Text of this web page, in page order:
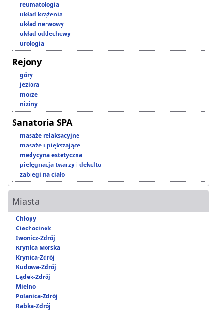
reumatologia
układ krążenia
układ nerwowy
układ oddechowy
urologia
Rejony
góry
jeziora
morze
niziny
Sanatoria SPA
masaże relaksacyjne
masaże upiększające
medycyna estetyczna
pielęgnacja twarzy i dekoltu
zabiegi na ciało
Miasta
Chłopy
Ciechocinek
Iwonicz-Zdrój
Krynica Morska
Krynica-Zdrój
Kudowa-Zdrój
Lądek-Zdrój
Mielno
Polanica-Zdrój
Rabka-Zdrój